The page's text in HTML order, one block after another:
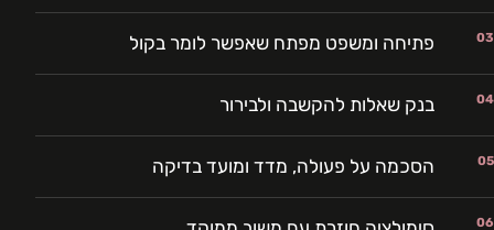
03 פתיחה ומשפט מפתח שאפשר לומר בקול
04 בנק שאלות להקשבה ולבירור
05 הסכמה על פעולה, מדד ומועד בדיקה
06